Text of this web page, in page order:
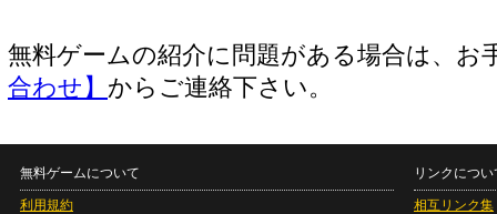
無料ゲームの紹介に問題がある場合は、お
合わせ】 からご連絡下さい。
無料ゲームについて
利用規約
リンクについ
相互リンク集